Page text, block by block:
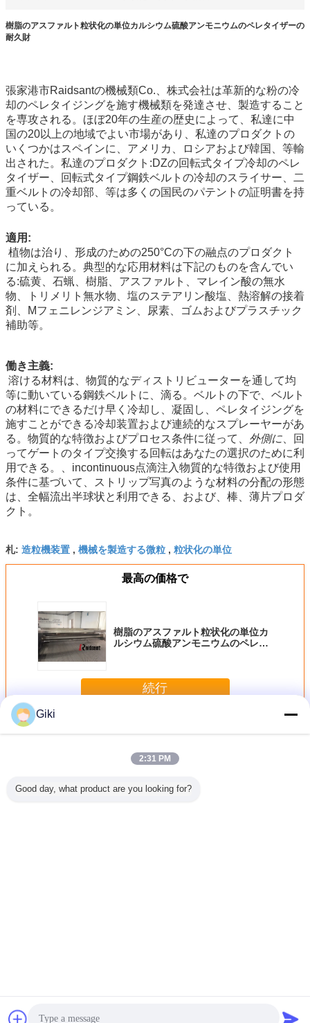
樹脂のアスファルト粒状化の単位カルシウム硫酸アンモニウムのペレタイザーの
耐久財
張家港市Raidsantの機械類Co.、株式会社は革新的な粉の冷
却のペレタイジングを施す機械類を発達させ、製造すること
を専攻される。ほぼ20年の生産の歴史によって、私達に中
国の20以上の地域でよい市場があり、私達のプロダクトの
いくつかはスペインに、アメリカ、ロシアおよび韓国、等輸
出された。私達のプロダクト:DZの回転式タイプ冷却のペレ
タイザー、回転式タイプ鋼鉄ベルトの冷却のスライサー、二
重ベルトの冷却部、等は多くの国民のパテントの証明書を持
っている。
適用:
植物は治り、形成のための250°Cの下の融点のプロダクト
に加えられる。典型的な応用材料は下記のものを含んでい
る:硫黄、石蝋、樹脂、アスファルト、マレイン酸の無水
物、トリメリト無水物、塩のステアリン酸塩、熱溶解の接着
剤、Mフェニレンジアミン、尿素、ゴムおよびプラスチック
補助等。
働き主義:
溶ける材料は、物質的なディストリビューターを通して均
等に動いている鋼鉄ベルトに、滴る。ベルトの下で、ベルト
の材料にできるだけ早く冷却し、凝固し、ペレタイジングを
施すことができる冷却装置および連続的なスプレーヤーがあ
る。物質的な特徴およびプロセス条件に従って、 外側に 、回
ってゲートのタイプ交換する回転はあなたの選択のために利
用できる。、incontinuous点滴注入物質的な特徴および使用
条件に基づいて、ストリップ写真のような材料の分配の形態
は、全幅流出半球状と利用できる、および、棒、薄片プロダ
クト。
札: 造粒機装置 , 機械を製造する微粒 , 粒状化の単位
最高の価格で
樹脂のアスファルト粒状化の単位カ
ルシウム硫酸アンモニウムのペレタ
続行
多くPastillator機械
Giki
2:31 PM
Good day, what product are you looking for?